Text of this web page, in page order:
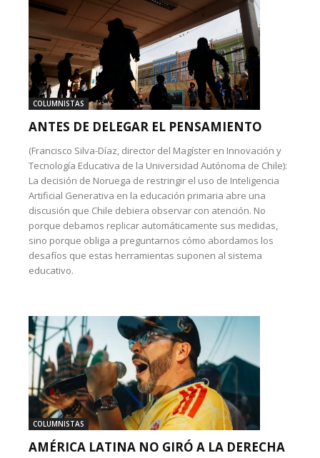
COLUMNISTAS
ANTES DE DELEGAR EL PENSAMIENTO
(Francisco Silva-Díaz, director del Magíster en Innovación y
Tecnología Educativa de la Universidad Autónoma de Chile):
La decisión de Noruega de restringir el uso de Inteligencia
Artificial Generativa en la educación primaria abre una
discusión que Chile debiera observar con atención. No
porque debamos replicar automáticamente sus medidas,
sino porque obliga a preguntarnos cómo abordamos los
desafíos que estas herramientas suponen al sistema
educativo.
COLUMNISTAS
AMÉRICA LATINA NO GIRÓ A LA DERECHA